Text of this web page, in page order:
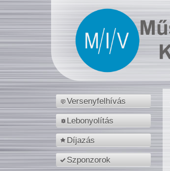
Versenyfelhívás
Lebonyolítás
Díjazás
Szponzorok